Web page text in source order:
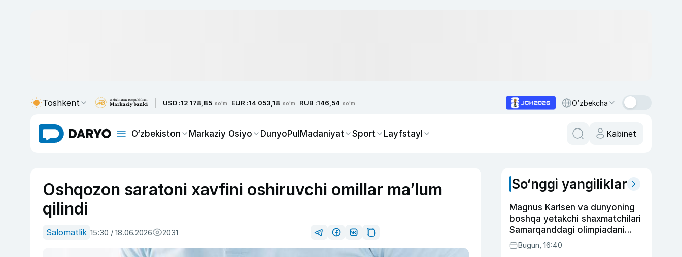
Toshkent USD :12 178,85 so'm EUR :14 053,18 so'm RUB :146,54 so'm O‘zbekcha
O‘zbekiston Markaziy Osiyo DunyoPulMadaniyat Sport Layfstayl Kabinet
Oshqozon saratoni xavfini oshiruvchi omillar ma’lum
qilindi
Salomatlik 15:30 / 18.06.2026 2031
So‘nggi yangiliklar
Magnus Karlsen va dunyoning
boshqa yetakchi shaxmatchilari
Samarqanddagi olimpiadani
o‘tkazib yuboradi
Bugun, 16:40